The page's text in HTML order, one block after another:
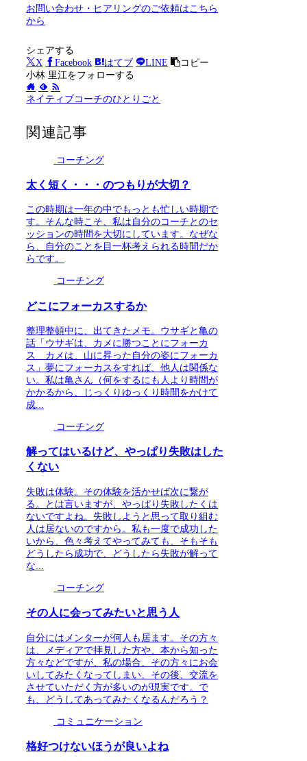
お問い合わせ・ヒアリングのご依頼はこちら
から
シェアする
X
Facebook はてブ LINE
コピー
小林 里江をフォローする
ネイティブコーチのひとりごと
関連記事
コーチング
太く短く・・・のつもりが大切？
この時期は一年の中でもっとも忙しい時期で
す。そんな時こそ、私は自分のコーチとのセ
ッションの時間を大切にしています。なぜな
ら、自分のことを目一杯考えられる時間だか
らです。
コーチング
どこにフォーカスするか
整理整頓中に、出てきたメモ。ウサギと亀の
話「ウサギは、カメに勝つことにフォーカ
ス カメは、山に昇った自分の姿にフォーカ
ス」夢にフォーカスをすれば、他人は関係な
い。私は亀さん（何をするにも人より時間が
かかるから、じっくりゆっくり時間をかけて
成...
コーチング
解ってはいるけど、やっぱり失敗はした
くない
失敗は体験。その体験を活かせば次に繋が
る。とは言いますが、やっぱり失敗したくは
ないですよね。失敗しようと思って取り組む
人は居ないのですから。私も一度で成功した
いから、色々考えてやってみても、そもそも
どうしたら成功で、どうしたら失敗が解って
な...
コーチング
その人に会ってみたいと思う人
自分にはメンターが何人も居ます。その方々
は、メディアで拝見した方や、本から知った
方々などですが、私の場合、その方々にお会
いしてみたくなってしまい、その後、交流を
させていただく方が多いのが現実です。で
も、どうしてあってみたくなるんだろう？
コミュニケーション
格好つけないほうが良いよね